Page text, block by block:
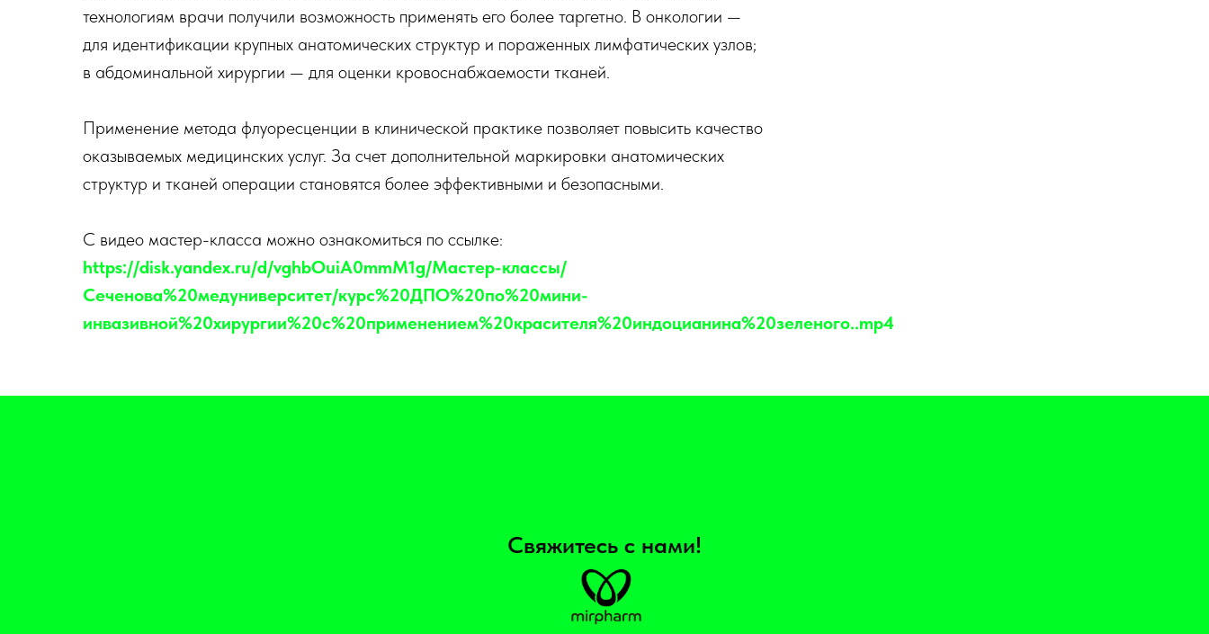
технологиям врачи получили возможность применять его более таргетно. В онкологии —
для идентификации крупных анатомических структур и пораженных лимфатических узлов;
в абдоминальной хирургии — для оценки кровоснабжаемости тканей.
Применение метода флуоресценции в клинической практике позволяет повысить качество
оказываемых медицинских услуг. За счет дополнительной маркировки анатомических
структур и тканей операции становятся более эффективными и безопасными.
С видео мастер-класса можно ознакомиться по ссылке:
https://disk.yandex.ru/d/vghbOuiA0mmM1g/Мастер-классы/
Сеченова%20медуниверситет/курс%20ДПО%20по%20мини-
инвазивной%20хирургии%20с%20применением%20красителя%20индоцианина%20зеленого..mp4
Свяжитесь с нами!